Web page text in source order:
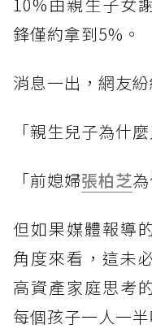
鋒僅約拿到5%。
消息一出，網友紛
「親生兒子為什
「前媳婦張柏芝
但如果媒體報導
角度來看，這未
高資產家庭思考
每個孩子一人一半